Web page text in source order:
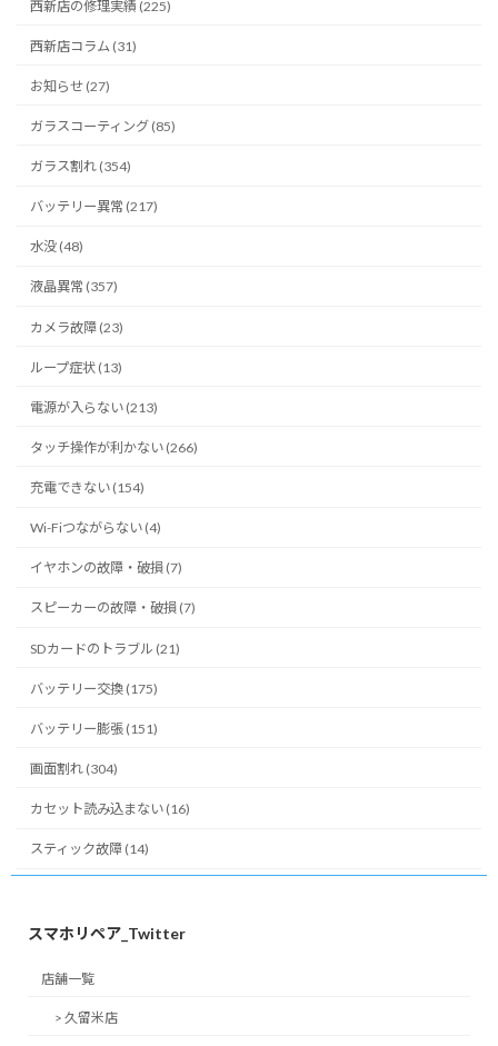
西新店の修理実績 (225)
西新店コラム (31)
お知らせ (27)
ガラスコーティング (85)
ガラス割れ (354)
バッテリー異常 (217)
水没 (48)
液晶異常 (357)
カメラ故障 (23)
ループ症状 (13)
電源が入らない (213)
タッチ操作が利かない (266)
充電できない (154)
Wi-Fiつながらない (4)
イヤホンの故障・破損 (7)
スピーカーの故障・破損 (7)
SDカードのトラブル (21)
バッテリー交換 (175)
バッテリー膨張 (151)
画面割れ (304)
カセット読み込まない (16)
スティック故障 (14)
スマホリペア_Twitter
店舗一覧
> 久留米店